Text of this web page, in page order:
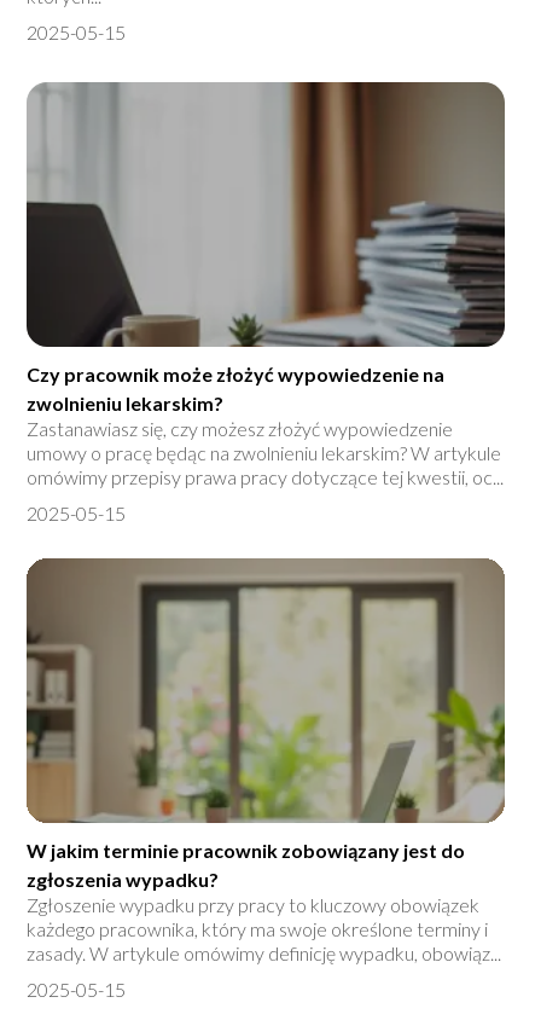
2025-05-15
Czy pracownik może złożyć wypowiedzenie na
zwolnieniu lekarskim?
Zastanawiasz się, czy możesz złożyć wypowiedzenie
umowy o pracę będąc na zwolnieniu lekarskim? W artykule
omówimy przepisy prawa pracy dotyczące tej kwestii, oc...
2025-05-15
W jakim terminie pracownik zobowiązany jest do
zgłoszenia wypadku?
Zgłoszenie wypadku przy pracy to kluczowy obowiązek
każdego pracownika, który ma swoje określone terminy i
zasady. W artykule omówimy definicję wypadku, obowiąz...
2025-05-15